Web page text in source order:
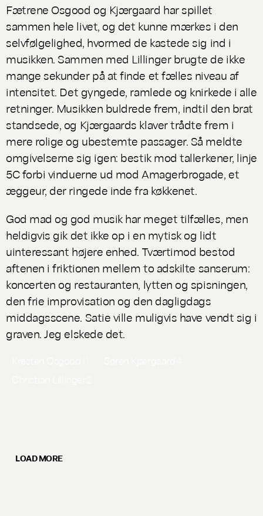
Fætrene Osgood og Kjærgaard har spillet
sammen hele livet, og det kunne mærkes i den
selvfølgelighed, hvormed de kastede sig ind i
musikken. Sammen med Lillinger brugte de ikke
mange sekunder på at finde et fælles niveau af
intensitet. Det gyngede, ramlede og knirkede i alle
retninger. Musikken buldrede frem, indtil den brat
standsede, og Kjærgaards klaver trådte frem i
mere rolige og ubestemte passager. Så meldte
omgivelserne sig igen: bestik mod tallerkener, linje
5C forbi vinduerne ud mod Amagerbrogade, et
æggeur, der ringede inde fra køkkenet.
God mad og god musik har meget tilfælles, men
heldigvis gik det ikke op i en mytisk og lidt
uinteressant højere enhed. Tværtimod bestod
aftenen i friktionen mellem to adskilte sanserum:
koncerten og restauranten, lytten og spisningen,
den frie improvisation og den dagligdags
middagsscene. Satie ville muligvis have vendt sig i
graven. Jeg elskede det.
LOAD MORE